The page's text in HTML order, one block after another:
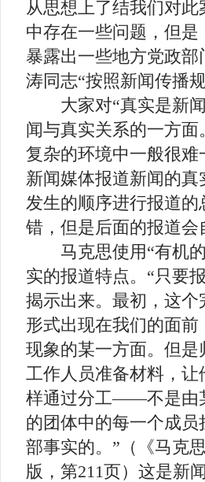
从思想上了结我们对
中存在一些问题，但
暴露出一些地方党政
涛同志“按照新闻传播
大家对“真实是新闻
闻与真实关系的一方
复杂的环境中一般很
新闻媒体报道新闻的
发生的顺序进行报道
错，但是后面的报道
马克思使用“有机的
实的报道特点。“只要
揭示出来。最初，这
形式出现在我们的面
现象的某一方面。但
工作人员准备材料，
样通过分工——不是由
的团体中的每一个成
部事实的。”（《马克
版，第211页）这是新